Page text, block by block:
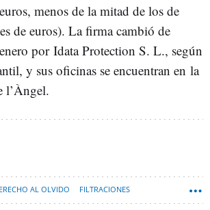
menos de la mitad de los de
de euros). La firma cambió de
por Idata Protection S. L., según
y sus oficinas se encuentran en la
l’Àngel.
AL OLVIDO FILTRACIONES